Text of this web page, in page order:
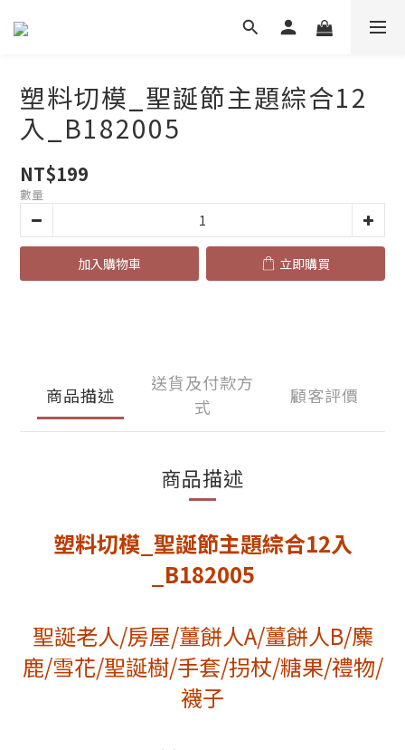
塑料切模_聖誕節主題綜合12
入_B182005
NT$199
數量
加入購物車 立即購買
商品描述
送貨及付款方
式
顧客評價
商品描述
塑料切模_聖誕節主題綜合12入
_B182005
聖誕老人/房屋/薑餅人A/薑餅人B/麋
鹿/雪花/聖誕樹/手套/拐杖/糖果/禮物/
襪子